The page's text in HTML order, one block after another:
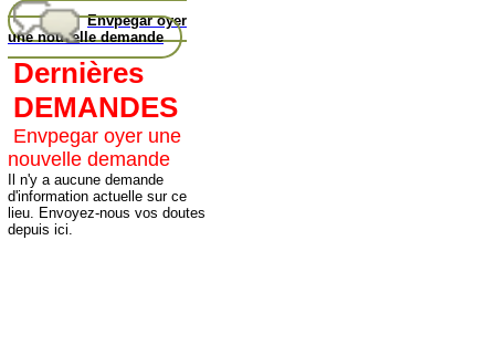
Envpegar oyer
une nouvelle demande
Dernières
DEMANDES
Envpegar oyer une
nouvelle demande
Il n'y a aucune demande
d'information actuelle sur ce
lieu. Envoyez-nous vos doutes
depuis ici.